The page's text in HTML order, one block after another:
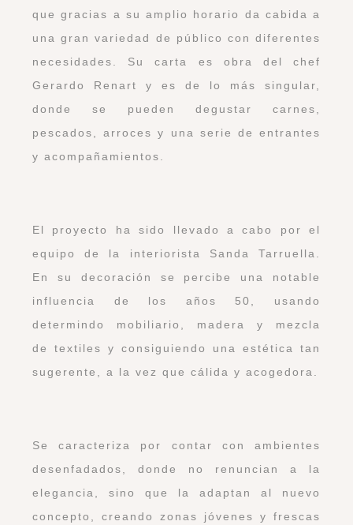
que gracias a su amplio horario da cabida a
una gran variedad de público con diferentes
necesidades. Su carta es obra del chef
Gerardo Renart y es de lo más singular,
donde se pueden degustar carnes,
pescados, arroces y una serie de entrantes
y acompañamientos.
El proyecto ha sido llevado a cabo por el
equipo de la interiorista Sanda Tarruella.
En su decoración se percibe una notable
influencia de los años 50, usando
determindo mobiliario, madera y mezcla
de textiles y consiguiendo una estética tan
sugerente, a la vez que cálida y acogedora.
Se caracteriza por contar con ambientes
desenfadados, donde no renuncian a la
elegancia, sino que la adaptan al nuevo
concepto, creando zonas jóvenes y frescas